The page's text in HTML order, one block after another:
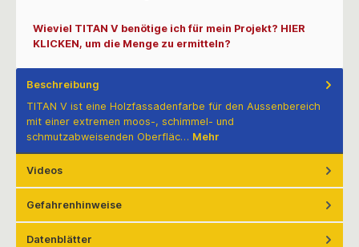
Wieviel TITAN V benötige ich für mein Projekt? HIER
KLICKEN, um die Menge zu ermitteln?
Beschreibung
TITAN V ist eine Holzfassadenfarbe für den Aussenbereich
mit einer extremen moos-, schimmel- und
schmutzabweisenden Oberfläc… Mehr
Videos
Gefahrenhinweise
Datenblätter